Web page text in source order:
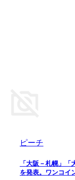
ピーチ
「大阪－札幌」
を発表。ワンコイ